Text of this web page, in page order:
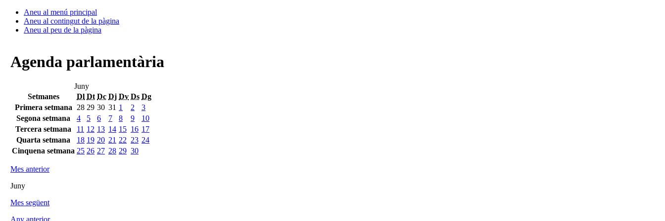
Aneu al menú principal
Aneu al contingut de la pàgina
Aneu al peu de la pàgina
Agenda parlamentària
Juny
Setmanes
Dl Dt Dc Dj Dv Ds Dg
Primera setmana
28 29 30 31 1 2
3
Segona setmana
4 5 6 7 8 9
10
Tercera setmana
11 12 13 14 15 16 17
Quarta setmana
18 19 20 21 22 23 24
Cinquena setmana 25 26 27 28 29 30
Mes anterior
Juny
Mes següent
Any anterior